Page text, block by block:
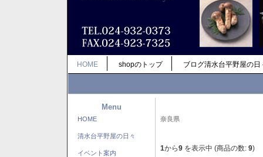
HOME shopのトップ ブログ清水台平野屋の日
Menu
HOME
清水台平野屋の日々
イベント案内
奈良県
1から9 を表示中 (商品の数: 9)